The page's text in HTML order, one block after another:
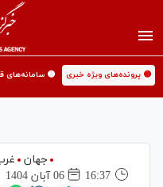
🟡 پرونده‌های ویژه خبری 🟡 سامانه‌های
جهان
16:37
06 آبان 1404